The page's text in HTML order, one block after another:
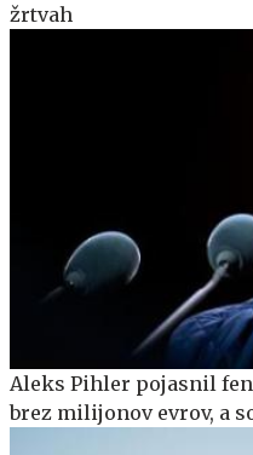
žrtvah
Aleks Pihler pojasnil
brez milijonov evrov, a